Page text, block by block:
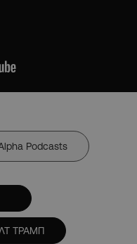
Podcasts
ΤΡΑΜΠ